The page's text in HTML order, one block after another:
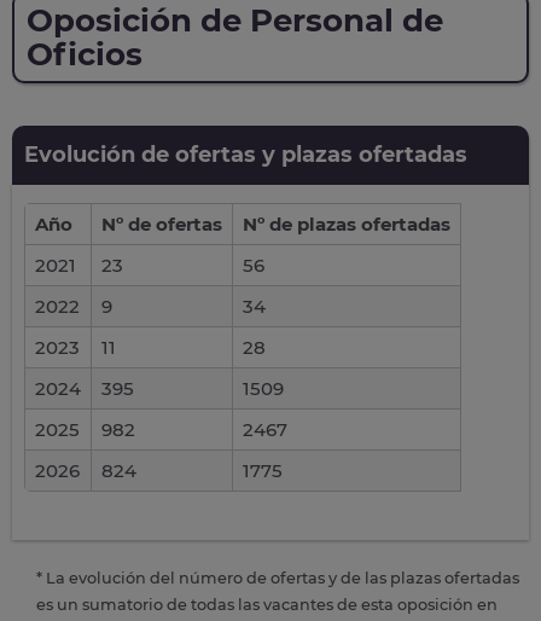
Oposición de Personal de
Oficios
Evolución de ofertas y plazas ofertadas
Año Nº de ofertas
Nº de plazas ofertadas
2021
23
56
2022
9
34
2023
11
28
2024
395
1509
2025
982
2467
2026
824 1775
* La evolución del número de ofertas y de las plazas ofertadas
es un sumatorio de todas las vacantes de esta oposición en